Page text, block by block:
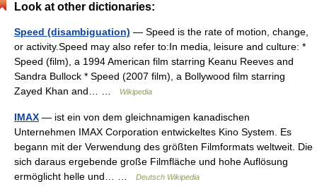
Look at other dictionaries:
Speed (disambiguation) — Speed is the rate of motion, change,
or activity.Speed may also refer to:In media, leisure and culture: *
Speed (film), a 1994 American film starring Keanu Reeves and
Sandra Bullock * Speed (2007 film), a Bollywood film starring
Zayed Khan and… …
Wikipedia
IMAX — ist ein von dem gleichnamigen kanadischen
Unternehmen IMAX Corporation entwickeltes Kino System. Es
begann mit der Verwendung des größten Filmformats weltweit. Die
sich daraus ergebende große Filmfläche und hohe Auflösung
ermöglicht helle und… …
Deutsch Wikipedia